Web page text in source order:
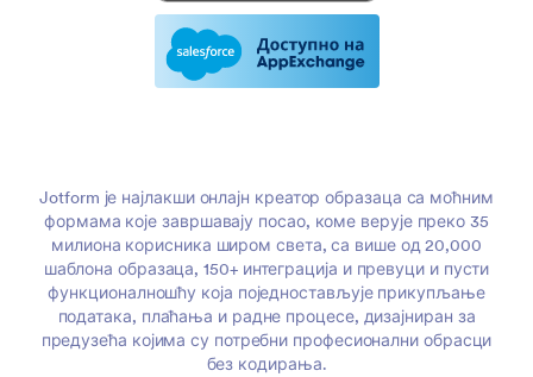
Jotform је најлакши онлајн креатор образаца са моћним
формама које завршавају посао, коме верује преко 35
милиона корисника широм света, са више од 20,000
шаблона образаца, 150+ интеграција и превуци и пусти
функционалношћу која поједностављује прикупљање
података, плаћања и радне процесе, дизајниран за
предузећа којима су потребни професионални обрасци
без кодирања.